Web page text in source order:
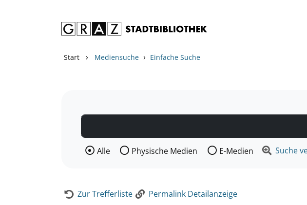
Start › Mediensuche › Einfache Suche
Wählen Sie die Medienart nach der Sie suchen wollen.
Alle Physische Medien E-Medien Suche
Zur Trefferliste Permalink Detailanzeige